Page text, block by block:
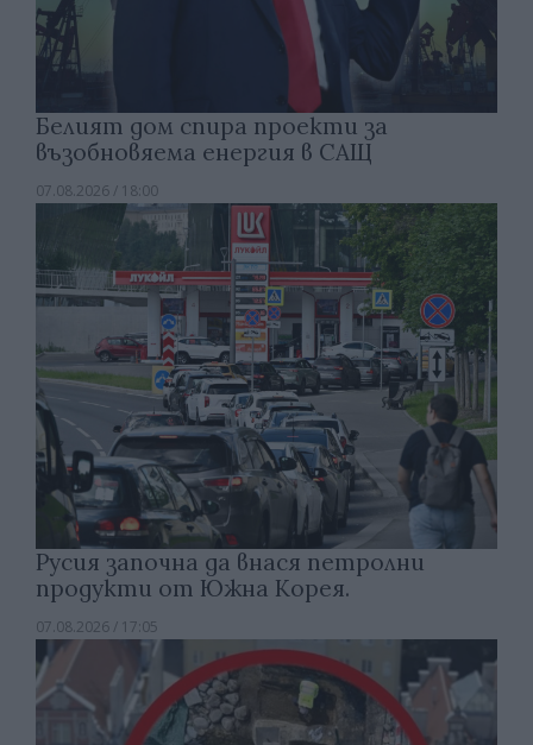
Белият дом спира проекти за
възобновяема енергия в САЩ
07.08.2026 / 18:00
Русия започна да внася петролни
продукти от Южна Корея.
07.08.2026 / 17:05